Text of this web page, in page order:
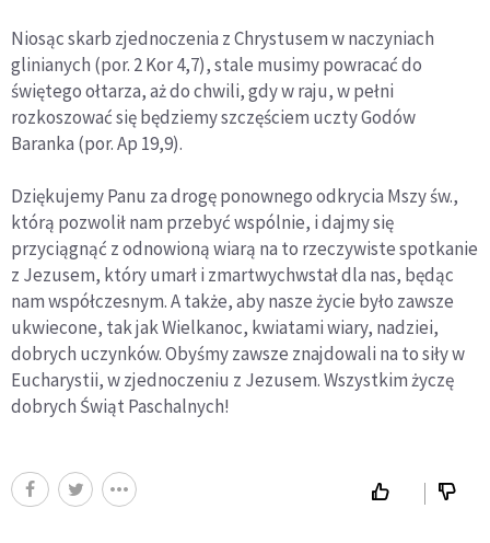
Niosąc skarb zjednoczenia z Chrystusem w naczyniach
glinianych (por. 2 Kor 4,7), stale musimy powracać do
świętego ołtarza, aż do chwili, gdy w raju, w pełni
rozkoszować się będziemy szczęściem uczty Godów
Baranka (por. Ap 19,9).
Dziękujemy Panu za drogę ponownego odkrycia Mszy św.,
którą pozwolił nam przebyć wspólnie, i dajmy się
przyciągnąć z odnowioną wiarą na to rzeczywiste spotkanie
z Jezusem, który umarł i zmartwychwstał dla nas, będąc
nam współczesnym. A także, aby nasze życie było zawsze
ukwiecone, tak jak Wielkanoc, kwiatami wiary, nadziei,
dobrych uczynków. Obyśmy zawsze znajdowali na to siły w
Eucharystii, w zjednoczeniu z Jezusem. Wszystkim życzę
dobrych Świąt Paschalnych!